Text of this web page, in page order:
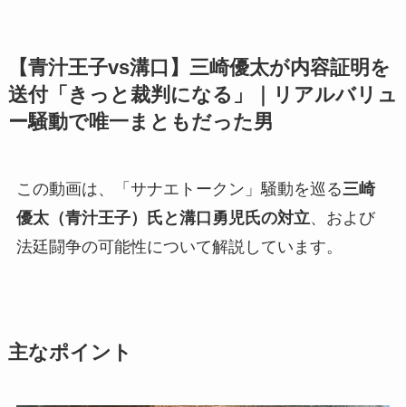
【青汁王子vs溝口】三崎優太が内容証明を
送付「きっと裁判になる」｜リアルバリュ
ー騒動で唯一まともだった男
この動画は、「サナエトークン」騒動を巡る三崎
優太（青汁王子）氏と溝口勇児氏の対立、および
法廷闘争の可能性について解説しています。
主なポイント